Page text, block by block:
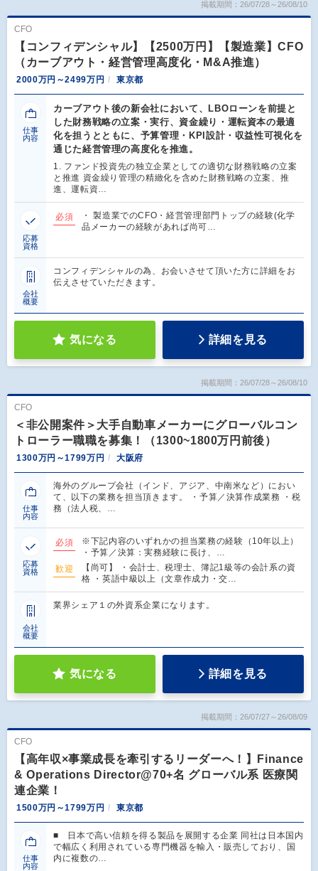
掲載期間：26/07/28～26/08/10
CFO
【コンフィデンシャル】【2500万円】【製造業】CFO
（カーブアウト・経営管理高度化・M&A推進）
2000万円～2499万円 東京都
仕事
内容
カーブアウト後の新会社において、LBOローンを前提と
した財務戦略の立案・実行、資金繰り・運転資本の最適
化を担うとともに、予算管理・KPI設計・収益性可視化を
通じた経営管理の高度化を推進。
1. ファンド投資先の独立企業としての適切な財務戦略の立案
と推進 資金繰り管理の精緻化を含めた財務戦略の立案、推
進、運転資…
応募
資格
必須
・ 製造業でのCFO・経営管理部門トップの経験(化学
品メーカーの経験があれば尚可…
会社
概要
コンフィデンシャルの為、お会いさせて頂いた方に詳細をお
伝えさせていただきます。
気になる 詳細を見る
掲載期間：26/07/28～26/08/10
CFO
＜非公開案件＞大手自動車メーカーにグローバルコン
トローラー職職を募集！（1300~1800万円前後）
1300万円～1799万円 大阪府
仕事
内容
海外のグループ会社（インド、アジア、中南米など）におい
て、以下の業務を担当頂きます。 ・予算／決算作成業務 ・税
務（法人税、…
応募
資格
必須
※下記内容のいずれかの担当業務の経験（10年以上）
・予算／決算：実務経験に長け、…
歓迎
【尚可】 ・会計士、税理士、簿記1級等の会計系の資
格 ・英語中級以上（文章作成力・交…
会社
概要
業界シェア１の外資系企業になります。
気になる 詳細を見る
掲載期間：26/07/27～26/08/09
CFO
【高年収×事業成長を牽引するリーダーへ！】Finance
& Operations Director@70+名 グローバル系 医療関
連企業！
1500万円～1799万円 東京都
仕事
内容
■ 日本で高い信頼を得る製品を展開する企業 同社は日本国内
で幅広く利用されている専門機器を輸入・販売しており、国
内に複数の…